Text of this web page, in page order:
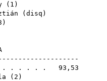
( 1 )
( disq )
)
. . . . . 93,53
( 2 )